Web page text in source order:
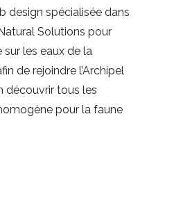
design spécialisée dans
Solutions pour
les eaux de la
de rejoindre l’Archipel
découvrir tous les
pour la faune